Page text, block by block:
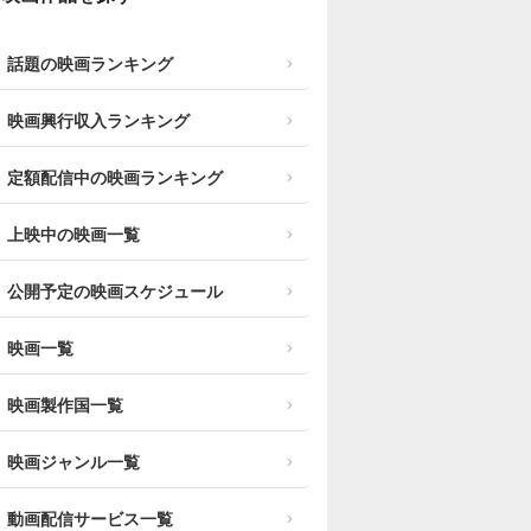
話題の映画ランキング
映画興行収入ランキング
定額配信中の映画ランキング
上映中の映画一覧
公開予定の映画スケジュール
映画一覧
映画製作国一覧
映画ジャンル一覧
動画配信サービス一覧